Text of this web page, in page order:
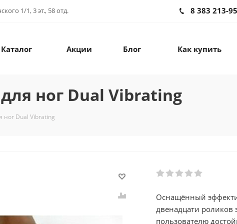
1/1, 3 эт., 58 отд. 8 383 213-
Каталог Акции Блог Как купить
ног Dual Vibrating
ног Dual Vibrating
Оснащённый
двенадцати роликов этот замечательный массажёр предлагает
пользователю